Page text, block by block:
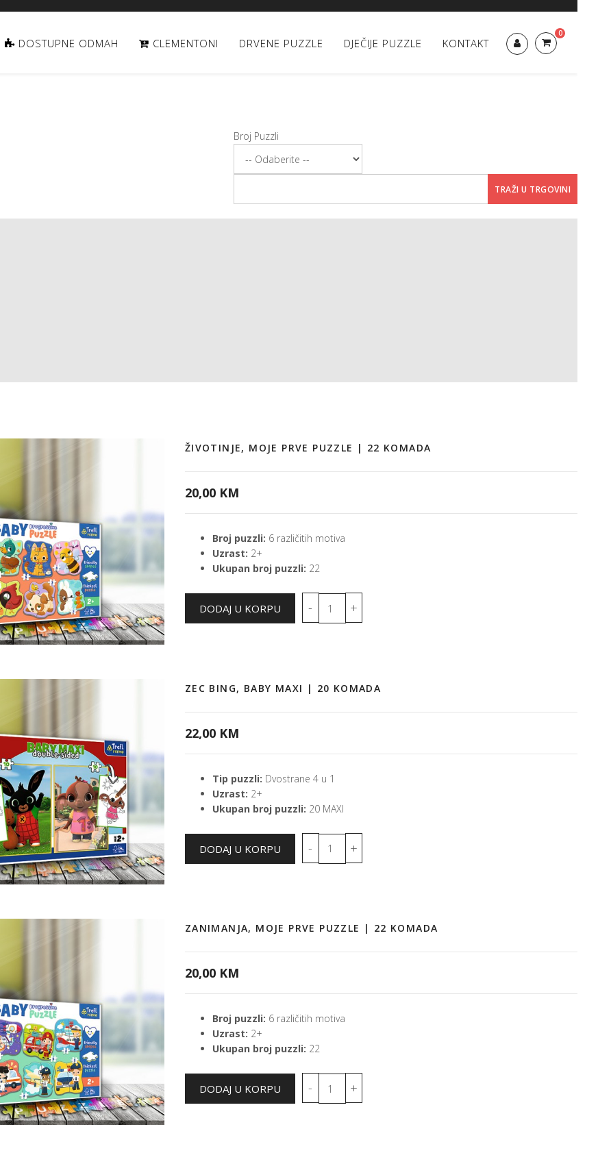
0
DOSTUPNE ODMAH CLEMENTONI DRVENE PUZZLE DJEČIJE PUZZLE KONTAKT
Broj Puzzli
ŽIVOTINJE, MOJE PRVE PUZZLE | 22 KOMADA
20,00 KM
Broj puzzli: 6 različitih motiva
Uzrast: 2+
Ukupan broj puzzli: 22
ZEC BING, BABY MAXI | 20 KOMADA
22,00 KM
Tip puzzli: Dvostrane 4 u 1
Uzrast: 2+
Ukupan broj puzzli: 20 MAXI
ZANIMANJA, MOJE PRVE PUZZLE | 22 KOMADA
20,00 KM
Broj puzzli: 6 različitih motiva
Uzrast: 2+
Ukupan broj puzzli: 22